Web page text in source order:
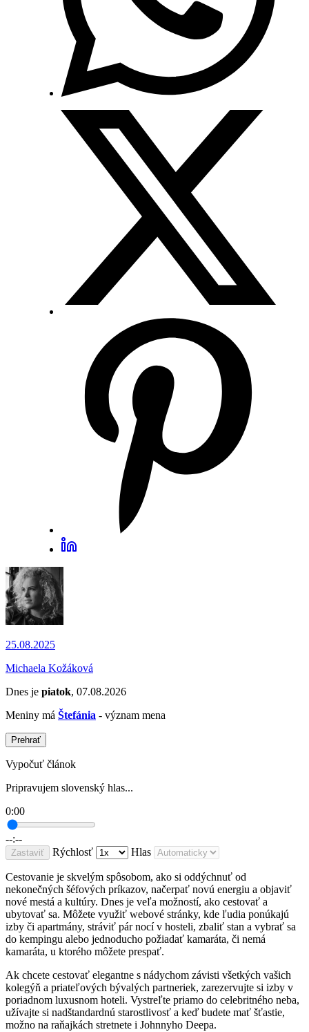
25.08.2025
Michaela Kožáková
Dnes je piatok, 07.08.2026
Meniny má Štefánia - význam mena
Prehrať
Vypočuť článok
Pripravujem slovenský hlas...
0:00
--:--
Zastaviť Rýchlosť Hlas
Cestovanie je skvelým spôsobom, ako si oddýchnuť od
nekonečných šéfových príkazov, načerpať novú energiu a objaviť
nové mestá a kultúry. Dnes je veľa možností, ako cestovať a
ubytovať sa. Môžete využiť webové stránky, kde ľudia ponúkajú
izby či apartmány, stráviť pár nocí v hosteli, zbaliť stan a vybrať sa
do kempingu alebo jednoducho požiadať kamaráta, či nemá
kamaráta, u ktorého môžete prespať.
Ak chcete cestovať elegantne s nádychom závisti všetkých vašich
kolegýň a priateľových bývalých partneriek, zarezervujte si izby v
poriadnom luxusnom hoteli. Vystreľte priamo do celebritného neba,
užívajte si nadštandardnú starostlivosť a keď budete mať šťastie,
možno na raňajkách stretnete i Johnnyho Deepa.